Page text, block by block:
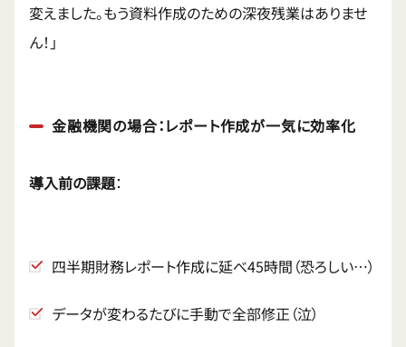
変えました。もう資料作成のための深夜残業はありませ
ん！」
金融機関の場合：レポート作成が一気に効率化
導入前の課題：
四半期財務レポート作成に延べ45時間（恐ろしい…）
データが変わるたびに手動で全部修正（泣）